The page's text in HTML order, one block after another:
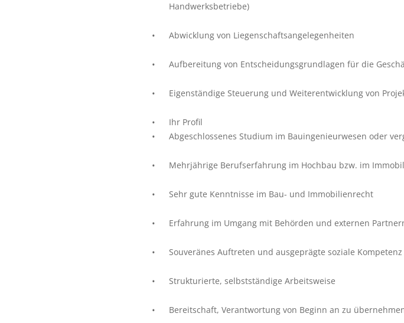
Handwerksbetriebe)
Abwicklung von Liegenschaftsangelegenheiten
Aufbereitung von Entscheidungsgrundlagen für die
Eigenständige Steuerung und Weiterentwicklung von
Ihr Profil
Abgeschlossenes Studium im Bauingenieurwesen oder
Mehrjährige Berufserfahrung im Hochbau bzw. im
Sehr gute Kenntnisse im Bau- und Immobilienrecht
Erfahrung im Umgang mit Behörden und externen
Souveränes Auftreten und ausgeprägte soziale Kompetenz
Strukturierte, selbstständige Arbeitsweise
Bereitschaft, Verantwortung von Beginn an zu